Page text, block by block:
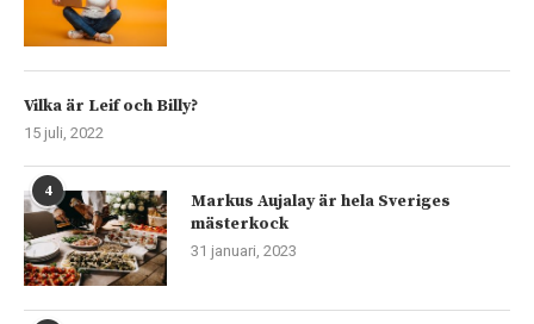
Vilka är Leif och Billy?
15 juli, 2022
4
Markus Aujalay är hela Sveriges
mästerkock
31 januari, 2023